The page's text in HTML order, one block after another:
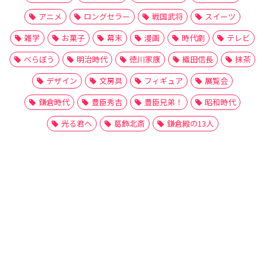
アニメ
ロングセラー 戦国武将
スイーツ
雑学
お菓子 幕末 漫画 時代劇
テレビ
べらぼう
明治時代 徳川家康 織田信長
抹茶
デザイン
文房具 フィギュア
展覧会
鎌倉時代
豊臣秀吉 豊臣兄弟！
昭和時代
光る君へ
葛飾北斎 鎌倉殿の13人